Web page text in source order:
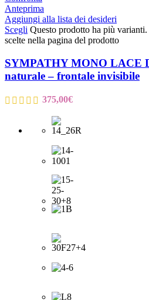
Anteprima
Aggiungi alla lista dei desideri
Scegli Questo prodotto ha più
scelte nella pagina del prodotto
SYMPATHY MONO LACE
naturale – frontale invisibile
375,00€